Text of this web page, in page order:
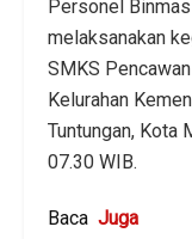
Personel
melaksanakan
SMKS
Kelurahan
Tuntungan, Kota
07.30 WIB.
Baca Juga